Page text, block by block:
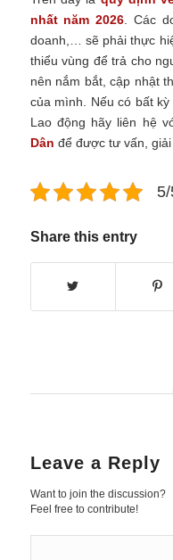
nhất năm 2026 . Các
doanh,… sẽ phải thực
thiểu vùng để trả cho
nên nắm bắt, cập nhật
của mình. Nếu có bất
Lao động hãy liên hệ
Dân để được tư vấn, giải
Share this entry
Leave a Reply
Want to join the discussion?
Feel free to contribute!